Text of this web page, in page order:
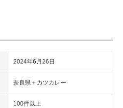
2024年6月26日
奈良県＋カツカレー
100件以上